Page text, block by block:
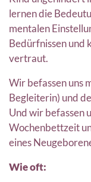
lernen die
mentalen
Bedürfnissen und
vertraut.
Wir befassen uns
Begleiterin) und
Und wir befassen
Wochenbettzeit
eines
Wie oft: